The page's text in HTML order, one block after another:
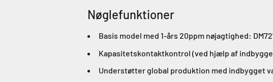
Nøglefunktioner
Basis model med 1-års 20ppm nøjagtighed:
Kapasitetskontaktkontrol (ved hjælp af
Understøtter global produktion med indbygget